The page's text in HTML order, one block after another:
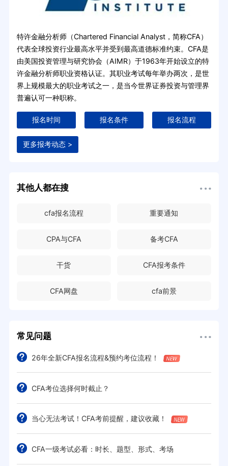
特许金融分析师（Chartered Financial Analyst，简称CFA）
代表全球投资行业最高水平并受到最高道德标准约束。CFA是
由美国投资管理与研究协会（AIMR）于1963年开始设立的特
许金融分析师职业资格认证。其职业考试每年举办两次，是世
界上规模最大的职业考试之一，是当今世界证券投资与管理界
普遍认可一种职称。
报名时间 报名条件 报名流程
更多报考动态 >
其他人都在搜
cfa报名流程 重要通知
CPA与CFA 备考CFA
干货 CFA报考条件
CFA网盘 cfa前景
常见问题
26年全新CFA报名流程&预约考位流程！
CFA考位选择何时截止？
当心无法考试！CFA考前提醒，建议收藏！
CFA一级考试必看：时长、题型、形式、考场